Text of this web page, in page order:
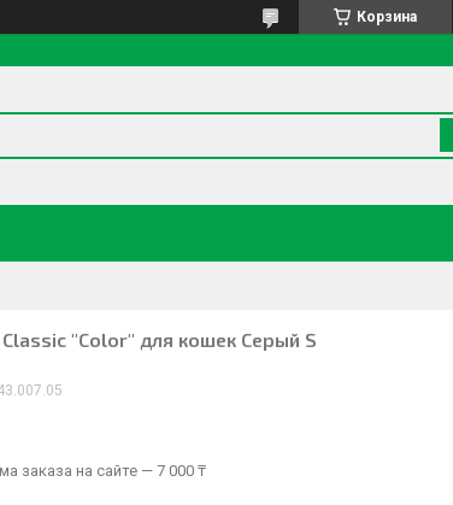
Корзина
"Color" для кошек Серый S
заказа на сайте — 7 000 ₸